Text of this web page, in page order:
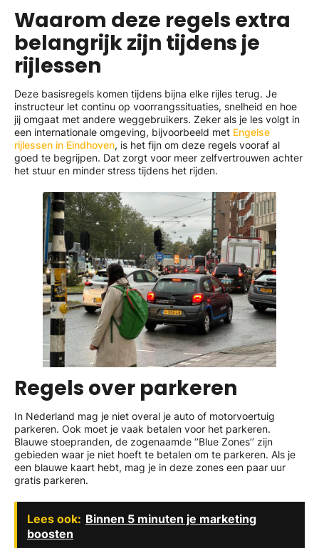
Waarom deze regels extra
belangrijk zijn tijdens je
rijlessen
Deze basisregels komen tijdens bijna elke rijles terug. Je
instructeur let continu op voorrangssituaties, snelheid en hoe
jij omgaat met andere weggebruikers. Zeker als je les volgt in
een internationale omgeving, bijvoorbeeld met Engelse
rijlessen in Eindhoven, is het fijn om deze regels vooraf al
goed te begrijpen. Dat zorgt voor meer zelfvertrouwen achter
het stuur en minder stress tijdens het rijden.
Regels over parkeren
In Nederland mag je niet overal je auto of motorvoertuig
parkeren. Ook moet je vaak betalen voor het parkeren.
Blauwe stoepranden, de zogenaamde ‘’Blue Zones’’ zijn
gebieden waar je niet hoeft te betalen om te parkeren. Als je
een blauwe kaart hebt, mag je in deze zones een paar uur
gratis parkeren.
Lees ook: Binnen 5 minuten je marketing
boosten